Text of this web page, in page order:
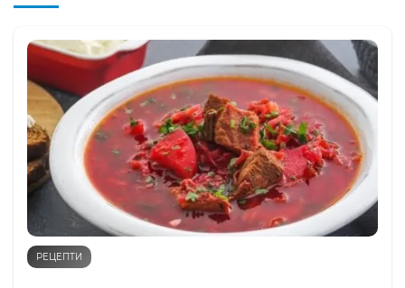
РЕЦЕПТИ